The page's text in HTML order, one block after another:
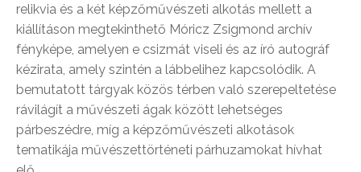
relikvia és a két képzőművészeti alkotás mellett a
kiállításon megtekinthető Móricz Zsigmond archív
fényképe, amelyen e csizmát viseli és az író autográf
kézirata, amely szintén a lábbelihez kapcsolódik. A
bemutatott tárgyak közös térben való szerepeltetése
rávilágít a művészeti ágak között lehetséges
párbeszédre, míg a képzőművészeti alkotások
tematikája művészettörténeti párhuzamokat hívhat